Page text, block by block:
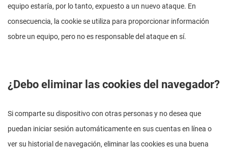
equipo estaría, por lo tanto, expuesto a un nuevo ataque. En
consecuencia, la cookie se utiliza para proporcionar información
sobre un equipo, pero no es responsable del ataque en sí.
¿Debo eliminar las cookies del navegador?
Si comparte su dispositivo con otras personas y no desea que
puedan iniciar sesión automáticamente en sus cuentas en línea o
ver su historial de navegación, eliminar las cookies es una buena